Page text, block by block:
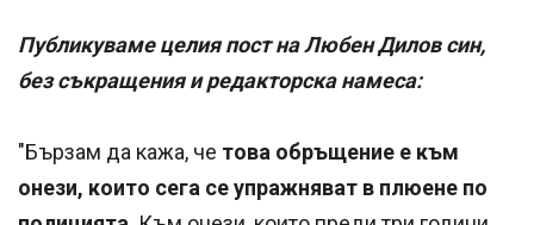
Публикуваме целия пост на Любен Дилов син,
без съкращения и редакторска намеса:
"Бързам да кажа, че това обръщение е към
онези, които сега се упражняват в плюене по